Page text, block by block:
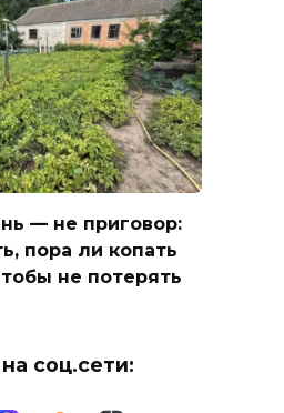
— не приговор:
пора ли копать
не потерять
соц.сети: